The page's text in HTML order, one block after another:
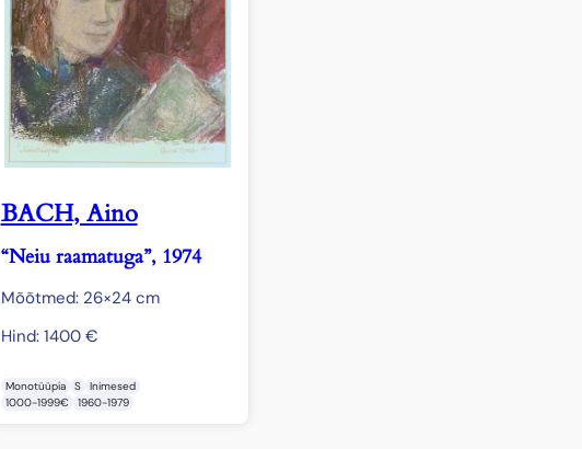
BACH, Aino
“Neiu raamatuga”, 1974
Mõõtmed: 26×24 cm
Hind: 1400 €
Monotüüpia S
Inimesed
1000-1999€
1960-1979